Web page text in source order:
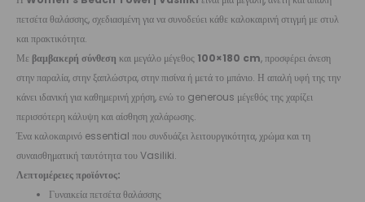
πετσέτα θαλάσσης, σχεδιασμένη για να συνοδεύει κάθε καλοκαιρινή στιγμή με στυλ
και πρακτικότητα.
Με βαμβακερή σύνθεση και μεγάλο μέγεθος 100×180 cm, προσφέρει άνεση
στην παραλία, στην ξαπλώστρα, στην πισίνα ή μετά το μπάνιο. Η απαλή υφή της την
κάνει ιδανική για καθημερινή χρήση, ενώ το generous μέγεθός της χαρίζει
περισσότερη κάλυψη και αίσθηση χαλάρωσης.
Ένα καλοκαιρινό essential που συνδυάζει λειτουργικότητα, χρώμα και τη
συναισθηματική ταυτότητα του Vasiliki.
Λεπτομέρειες προϊόντος:
Γυναικεία πετσέτα θαλάσσης